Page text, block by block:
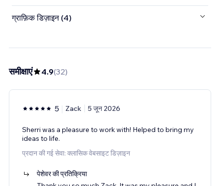
ग्राफ़िक डिज़ाइन (4)
समीक्षाएं 4.9(32)
5 Zack 5 जून 2026
Sherri was a pleasure to work with! Helped to bring my
ideas to life.
प्रदान की गई सेवा: क्लासिक वेबसाइट डिज़ाइन
पेशेवर की प्रतिक्रिया